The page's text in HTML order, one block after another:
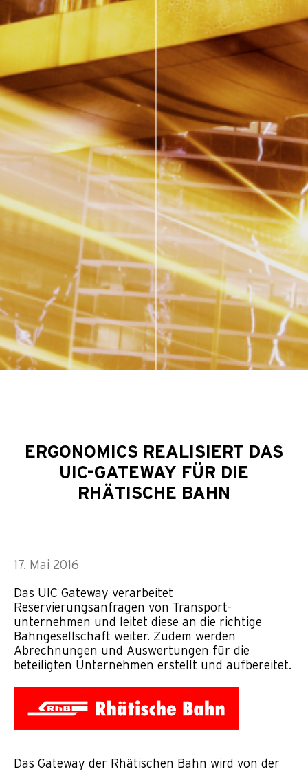
ERGONOMICS REALISIERT DAS
UIC-GATEWAY FÜR DIE
RHÄTISCHE BAHN
17. Mai 2016
Das UIC Gateway verarbeitet
Reservierungsanfragen von Transport­
unternehmen und leitet diese an die richtige
Bahngesellschaft weiter. Zudem werden
Abrechnungen und Auswertungen für die
beteiligten Unternehmen erstellt und aufbereitet.
Das Gateway der Rhätischen Bahn wird von der